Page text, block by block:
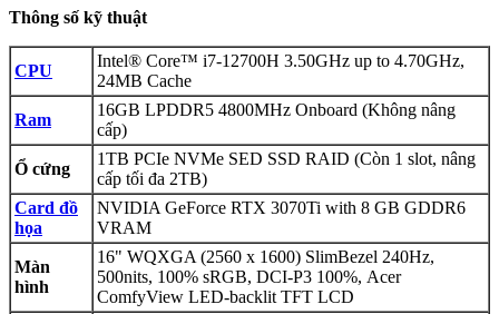
Thông số kỹ thuật
CPU
Intel® Core™ i7-12700H 3.50GHz up to 4.70GHz,
24MB Cache
Ram
16GB LPDDR5 4800MHz Onboard (Không nâng
cấp)
Ổ cứng
1TB PCIe NVMe SED SSD RAID (Còn 1 slot, nâng
cấp tối đa 2TB)
Card đồ
họa
NVIDIA GeForce RTX 3070Ti with 8 GB GDDR6
VRAM
Màn
hình
16" WQXGA (2560 x 1600) SlimBezel 240Hz,
500nits, 100% sRGB, DCI-P3 100%, Acer
ComfyView LED-backlit TFT LCD